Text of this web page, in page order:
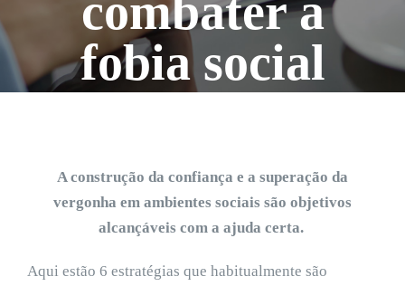
combater a
fobia social
A construção da confiança e a superação da
vergonha em ambientes sociais são objetivos
alcançáveis com a ajuda certa.
Aqui estão 6 estratégias que habitualmente são